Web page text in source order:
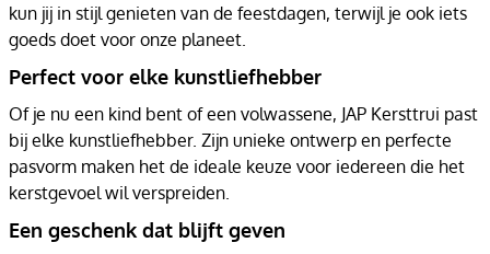
kun jij in stijl genieten van de feestdagen, terwijl je ook iets
goeds doet voor onze planeet.
Perfect voor elke kunstliefhebber
Of je nu een kind bent of een volwassene, JAP Kersttrui past
bij elke kunstliefhebber. Zijn unieke ontwerp en perfecte
pasvorm maken het de ideale keuze voor iedereen die het
kerstgevoel wil verspreiden.
Een geschenk dat blijft geven